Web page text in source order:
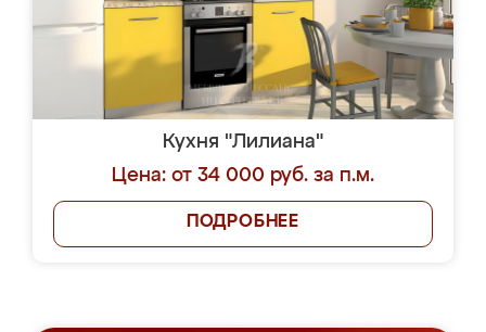
Кухня "Лилиана"
Цена: от 34 000 руб. за п.м.
ПОДРОБНЕЕ